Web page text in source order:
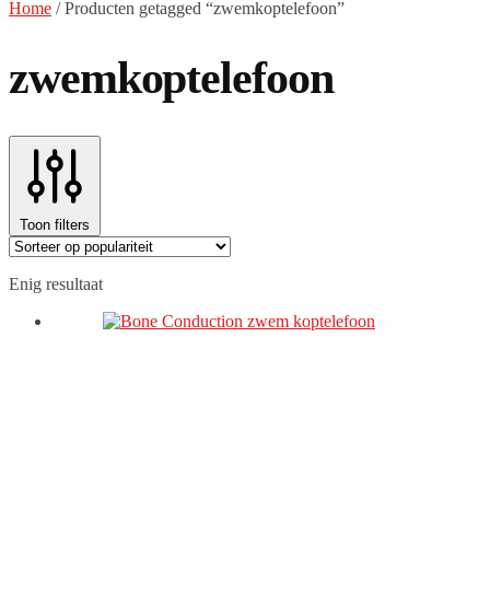
Home /Producten getagged “zwemkoptelefoon”
zwemkoptelefoon
Toon filters
Enig resultaat